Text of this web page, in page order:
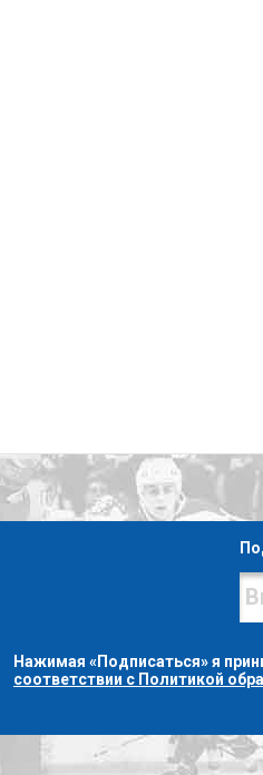
Нажимая «Подписаться» я
соответствии с Политикой